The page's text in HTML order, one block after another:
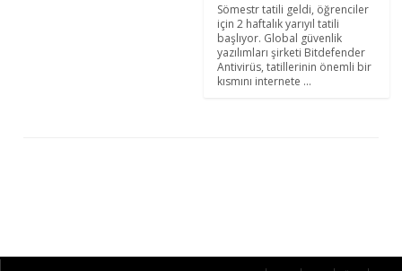
Sömestr tatili geldi, öğrenciler
için 2 haftalık yarıyıl tatili
başlıyor. Global güvenlik
yazılımları şirketi Bitdefender
Antivirüs, tatillerinin önemli bir
kısmını internete ...